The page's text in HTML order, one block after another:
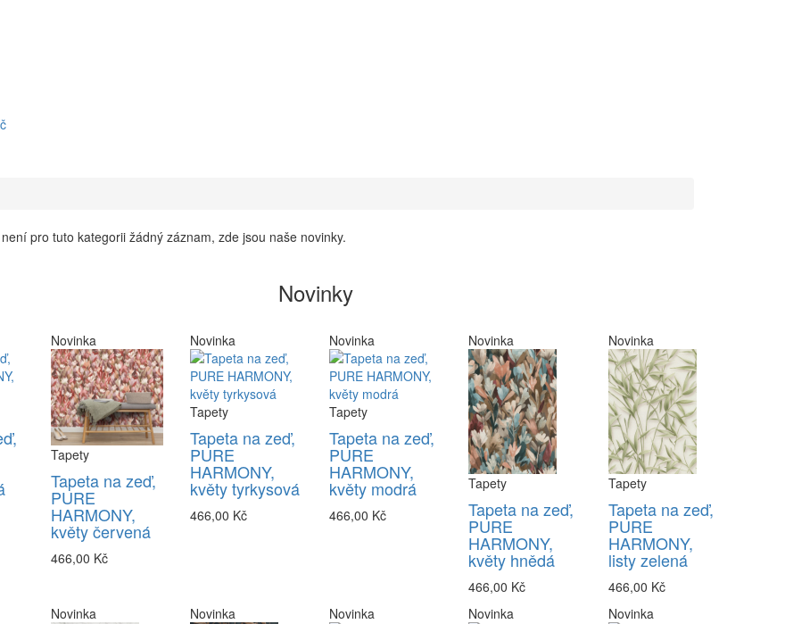
pro tuto kategorii žádný záznam, zde jsou naše novinky.
Novinky
Novinka
Tapety
Tapeta na zeď,
PURE
HARMONY,
květy červená
466,00 Kč
Novinka
Tapety
Tapeta na zeď,
PURE
HARMONY,
květy tyrkysová
466,00 Kč
Novinka
Tapety
Tapeta na zeď,
PURE
HARMONY,
květy modrá
466,00 Kč
Novinka
Tapety
Tapeta na zeď,
PURE
HARMONY,
květy hnědá
466,00 Kč
Novinka
Tapety
Tapeta na zeď,
PURE
HARMONY,
listy zelená
466,00 Kč
Novinka Novinka Novinka Novinka Novinka